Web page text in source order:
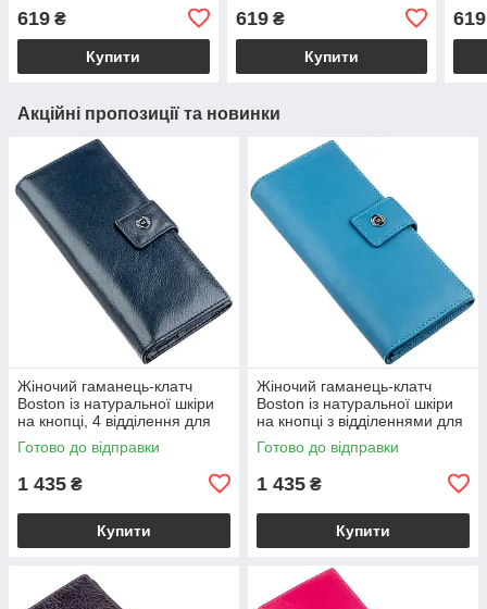
619 ₴
Купити
619₴
Купити
619
Акційні пропозиції та новинки
Жіночий гаманець-клатч
Boston із натуральної шкіри
на кнопці, 4 відділення для
купюр і 14 для карток, сіро-
блакитний VL18844
Готово до відправки
1 435 ₴
Купити
Жіночий гаманець-клатч
Boston із натуральної шкіри
на кнопці з відділеннями для
документів, блакитний
VL18845
Готово до відправки
1 435 ₴
Купити